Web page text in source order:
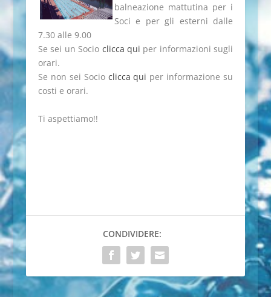
balneazione mattutina per i
Soci e per gli esterni dalle
7.30 alle 9.00
Se sei un Socio clicca qui per informazioni sugli
orari.
Se non sei Socio clicca qui per informazione su
costi e orari.
Ti aspettiamo!!
CONDIVIDERE: